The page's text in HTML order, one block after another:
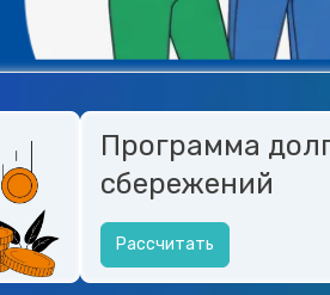
Программа
сбережений
Рассчитать